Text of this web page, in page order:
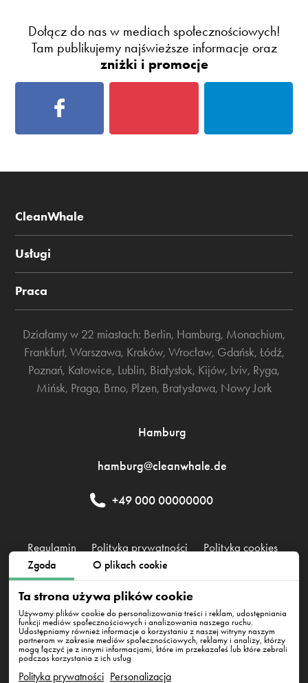
Zgoda O plikach cookie
Ta strona używa plików cookie
Używamy plików cookie do personalizowania treści i reklam, udostępniania
funkcji mediów społecznościowych i analizowania naszego ruchu.
Udostępniamy również informacje o korzystaniu z naszej witryny naszym
partnerom w zakresie mediów społecznościowych, reklamy i analizy, którzy
mogą łączyć je z innymi informacjami, które im przekazałeś lub które zebrali
podczas korzystania z ich usług
Polityka prywatności Personalizacja
Dołącz do nas w mediach społecznościowych!
Tam publikujemy najświeższe informacje oraz
zniżki i promocje
CleanWhale
Usługi
Praca
Działamy w 22 miastach: Berlin, Hamburg, Monachium,
Frankfurt, Warszawa, Kraków, Wrocław, Gdańsk, Łódź,
Poznań, Katowice, Lublin, Białystok, Kijów, Lviv, Ryga,
Mińsk, Praga, Brno, Plzen, Bratysława, Nowy Jork
Hamburg
hamburg@cleanwhale.de
+49 000 00000000
Regulamin Polityka prywatności Polityka cookies
CleanWhale GmbH, HRB 240046 B, DE353460818
Westhafenstraße 1, 13353 Berlin